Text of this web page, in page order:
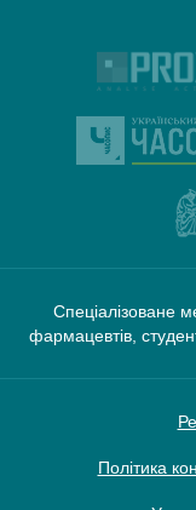
Спеціалізоване
фармацевтів,
Політика